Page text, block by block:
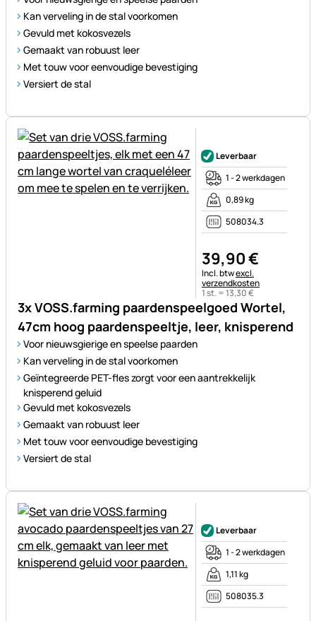
Kan verveling in de stal voorkomen
Gevuld met kokosvezels
Gemaakt van robuust leer
Met touw voor eenvoudige bevestiging
Versiert de stal
3x VOSS.farming paardenspeelgoed Wortel,
47cm hoog paardenspeeltje, leer, knisperend
Voor nieuwsgierige en speelse paarden
Kan verveling in de stal voorkomen
Geïntegreerde PET-fles zorgt voor een aantrekkelijk
knisperend geluid
Gevuld met kokosvezels
Gemaakt van robuust leer
Met touw voor eenvoudige bevestiging
Versiert de stal
Leverbaar
1 - 2 werkdagen
0,89 kg
508034.3
39,90€
Belastinginformatie:
Incl. btwexcl.
verzendkosten
1 st. =13,30€
Leverbaar
1 - 2 werkdagen
1,11 kg
508035.3